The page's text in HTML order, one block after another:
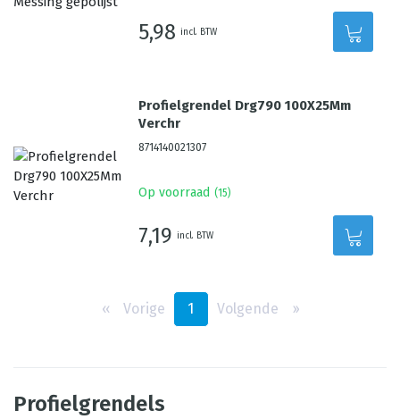
5,98 incl. BTW
Profielgrendel Drg790 100X25Mm
Verchr
8714140021307
Op voorraad (15)
7,19 incl. BTW
‹‹ Vorige 1 Volgende ››
Profielgrendels